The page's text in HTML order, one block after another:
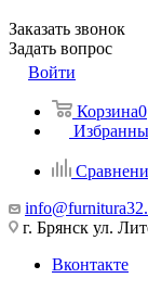
Заказать звонок
Задать вопрос
Войти
Корзина0
г. Брянск ул.
Вконтакте